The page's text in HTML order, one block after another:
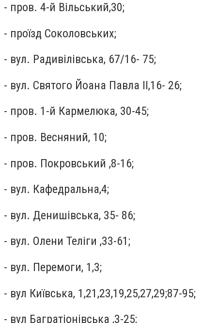
- пров. 4-й Вільський,30;
- проїзд Соколовських;
- вул. Радивілівська, 67/16- 75;
- вул. Святого Йоана Павла ІІ,16- 26;
- пров. 1-й Кармелюка, 30-45;
- пров. Весняний, 10;
- пров. Покровський ,8-16;
- вул. Кафедральна,4;
- вул. Денишівська, 35- 86;
- вул. Олени Теліги ,33-61;
- вул. Перемоги, 1,3;
- вул Київська, 1,21,23,19,25,27,29;87-95;
- вул Багратіонівська ,3-25;